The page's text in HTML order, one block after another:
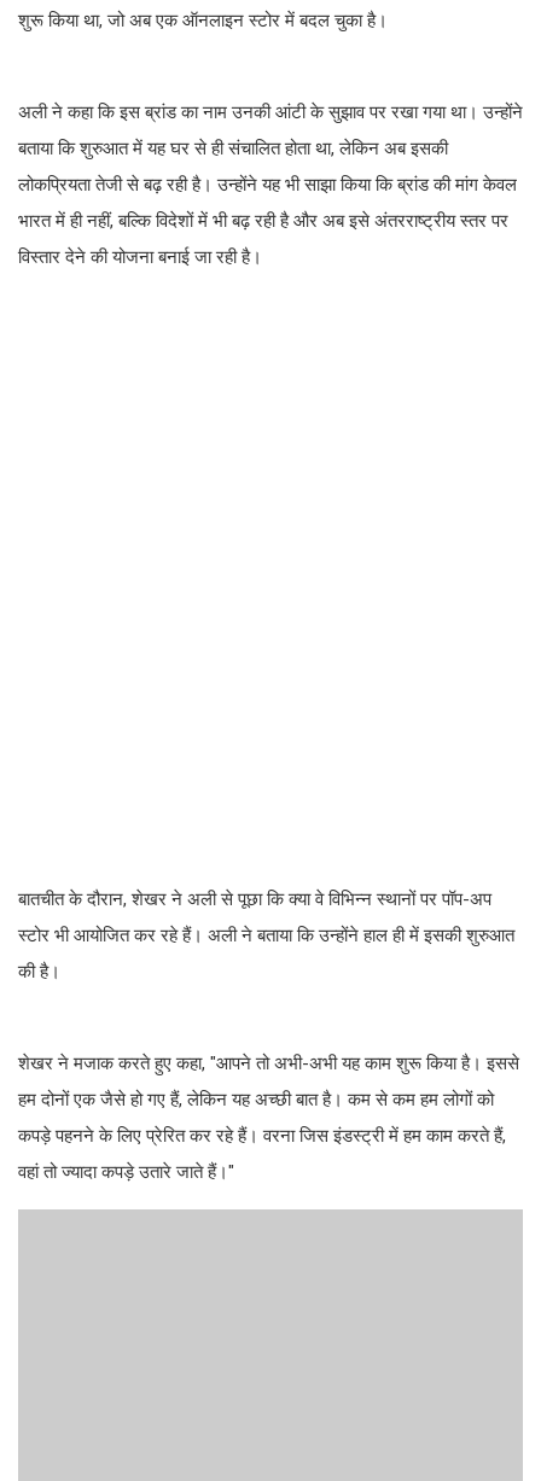
शुरू किया था, जो अब एक ऑनलाइन स्टोर में बदल चुका है।
अली ने कहा कि इस ब्रांड का नाम उनकी आंटी के सुझाव पर रखा गया था। उन्होंने
बताया कि शुरुआत में यह घर से ही संचालित होता था, लेकिन अब इसकी
लोकप्रियता तेजी से बढ़ रही है। उन्होंने यह भी साझा किया कि ब्रांड की मांग केवल
भारत में ही नहीं, बल्कि विदेशों में भी बढ़ रही है और अब इसे अंतरराष्ट्रीय स्तर पर
विस्तार देने की योजना बनाई जा रही है।
बातचीत के दौरान, शेखर ने अली से पूछा कि क्या वे विभिन्न स्थानों पर पॉप-अप
स्टोर भी आयोजित कर रहे हैं। अली ने बताया कि उन्होंने हाल ही में इसकी शुरुआत
की है।
शेखर ने मजाक करते हुए कहा, "आपने तो अभी-अभी यह काम शुरू किया है। इससे
हम दोनों एक जैसे हो गए हैं, लेकिन यह अच्छी बात है। कम से कम हम लोगों को
कपड़े पहनने के लिए प्रेरित कर रहे हैं। वरना जिस इंडस्ट्री में हम काम करते हैं,
वहां तो ज्यादा कपड़े उतारे जाते हैं।"